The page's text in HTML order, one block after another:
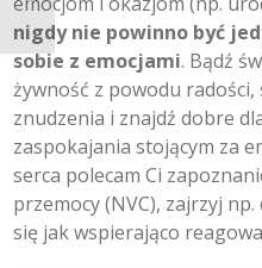
nigdy nie powinno być
sobie z emocjami. Bądź
żywność z powodu
znudzenia i znajdź dobre
zaspokajania stojącym za
serca polecam Ci
przemocy (NVC), zajrzyj np.
się jak wspierająco